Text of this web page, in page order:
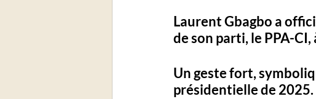
Laurent Gbagbo a
de son parti, le PPA-
Un geste fort,
présidentielle de 2025.